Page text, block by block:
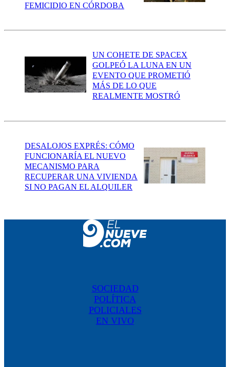
FEMICIDIO EN CÓRDOBA
UN COHETE DE SPACEX
GOLPEÓ LA LUNA EN UN
EVENTO QUE PROMETIÓ
MÁS DE LO QUE
REALMENTE MOSTRÓ
DESALOJOS EXPRÉS: CÓMO
FUNCIONARÍA EL NUEVO
MECANISMO PARA
RECUPERAR UNA VIVIENDA
SI NO PAGAN EL ALQUILER
SOCIEDAD
POLÍTICA
POLICIALES
EN VIVO